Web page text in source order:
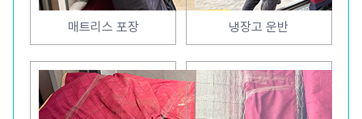
매트리스 포장 냉장고 운반